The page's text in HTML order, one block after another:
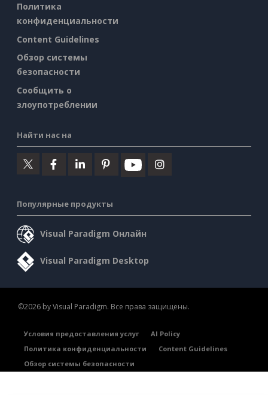
Политика
конфиденциальности
Content Guidelines
Обзор системы
безопасности
Сообщить о
злоупотреблении
Найти нас на
Популярные продукты
Visual Paradigm Онлайн
Visual Paradigm Desktop
©2026 by Visual Paradigm. Все права защищены.
Условия предоставления услуг
AI Policy
Политика конфиденциальности
Content Guidelines
Обзор системы безопасности